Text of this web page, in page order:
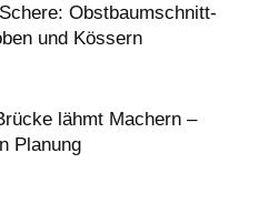
Obstbaumschnitt-
und Kössern
lähmt Machern –
Planung